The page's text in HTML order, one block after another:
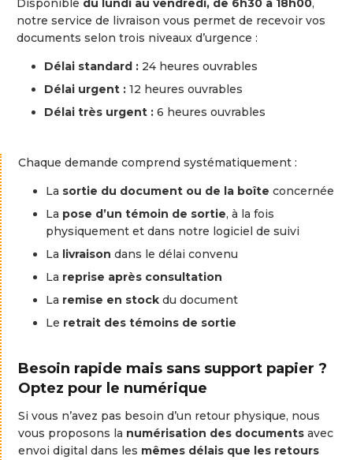
Disponible du lundi au vendredi, de 6h30 à 18h00,
notre service de livraison vous permet de recevoir vos
documents selon trois niveaux d’urgence :
Délai standard : 24 heures ouvrables
Délai urgent : 12 heures ouvrables
Délai très urgent : 6 heures ouvrables
Chaque demande comprend systématiquement :
La sortie du document ou de la boîte concernée
La pose d’un témoin de sortie, à la fois
physiquement et dans notre logiciel de suivi
La livraison dans le délai convenu
La reprise après consultation
La remise en stock du document
Le retrait des témoins de sortie
Besoin rapide mais sans support papier ?
Optez pour le numérique
Si vous n’avez pas besoin d’un retour physique, nous
vous proposons la numérisation des documents avec
envoi digital dans les mêmes délais que les retours